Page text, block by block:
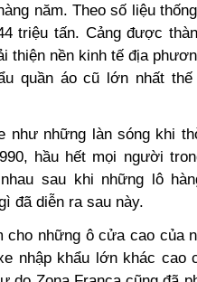
năm.Theo số liệu
triệu tấn. Cảng được
thiện nền kinh tế địa
quần áo cũ lớn nhất
như những làn sóng khi
hầu hết mọi người
sau khi những lô
đã diễn ra sau này.
những ô cửa cao của
nhập khẩu lớn khác cao